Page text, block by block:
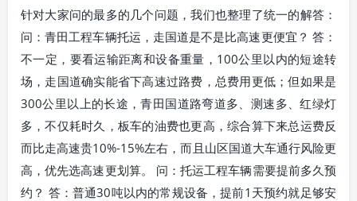
针对大家问的最多的几个问题，我们也整理了统一的解答：
问：青田工程车辆托运，走国道是不是比高速更便宜？ 答：
不一定，要看运输距离和设备重量，100公里以内的短途转
场，走国道确实能省下高速过路费，总费用更低；但如果是
300公里以上的长途，青田国道路弯道多、测速多、红绿灯
多，不仅耗时久，板车的油费也更高，综合算下来总运费反
而比走高速贵10%-15%左右，而且山区国道大车通行风险更
高，优先选高速更划算。 问：托运工程车辆需要提前多久预
约？ 答：普通30吨以内的常规设备，提前1天预约就足够安